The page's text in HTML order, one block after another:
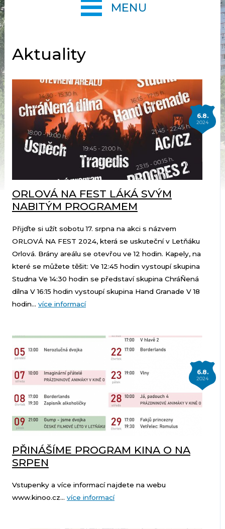
Aktuality
6.8.
2024
ORLOVÁ NA FEST LÁKÁ SVÝM
NABITÝM PROGRAMEM
Přijďte si užít sobotu 17. srpna na akci s názvem
ORLOVÁ NA FEST 2024, která se uskuteční v Letňáku
Orlová. Brány areálu se otevřou ve 12 hodin. Kapely, na
které se můžete těšit: Ve 12:45 hodin vystoupí skupina
Studna Ve 14:30 hodin se představí skupina ChráŇená
dílna V 16:15 hodin vystoupí skupina Hand Granade V 18
hodin... více informací
6.8.
2024
PŘINÁŠÍME PROGRAM KINA O NA
SRPEN
Vstupenky a více informací najdete na webu
www.kinoo.cz... více informací
MENU